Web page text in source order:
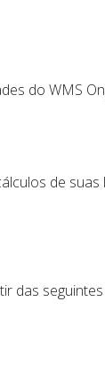
do WMS
de suas
das